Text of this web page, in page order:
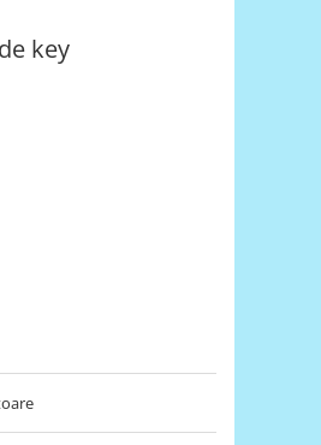
key